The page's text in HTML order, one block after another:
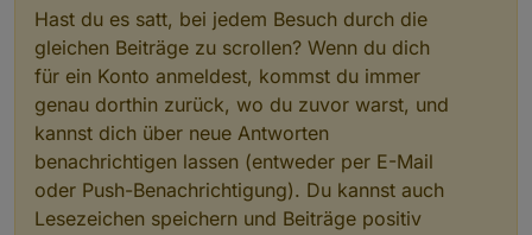
*** DISPLAY-SERVER SETUP ***
Display-Server: false
Desktop:
Terminal: tty
*** MEMORY ***
total        used        free
Mem:            2.1G        1.5G        163M
Hast du es satt, bei jedem Besuch durch die
gleichen Beiträge zu scrollen? Wenn du dich
für ein Konto anmeldest, kommst du immer
genau dorthin zurück, wo du zuvor warst, und
kannst dich über neue Antworten
benachrichtigen lassen (entweder per E-Mail
oder Push-Benachrichtigung). Du kannst auch
Lesezeichen speichern und Beiträge positiv